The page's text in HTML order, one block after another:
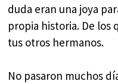
duda eran una joya
propia historia. De los
tus otros hermanos.
No pasaron muchos